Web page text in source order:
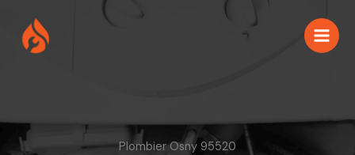
contenu
Plombier Osny 95520